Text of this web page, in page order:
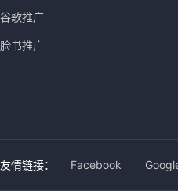
谷歌推广
脸书推广
友情链接： Facebook